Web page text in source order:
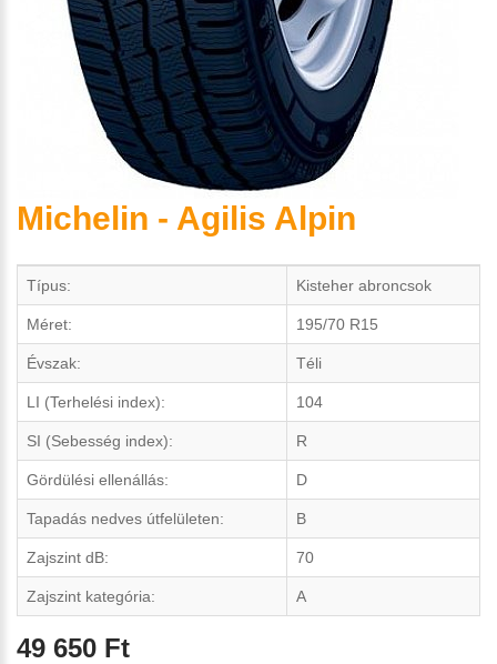
Michelin - Agilis Alpin
Típus: Kisteher abroncsok
Méret: 195/70 R15
Évszak: Téli
LI (Terhelési index): 104
SI (Sebesség index): R
Gördülési ellenállás: D
Tapadás nedves útfelületen: B
Zajszint dB: 70
Zajszint kategória: A
49 650 Ft